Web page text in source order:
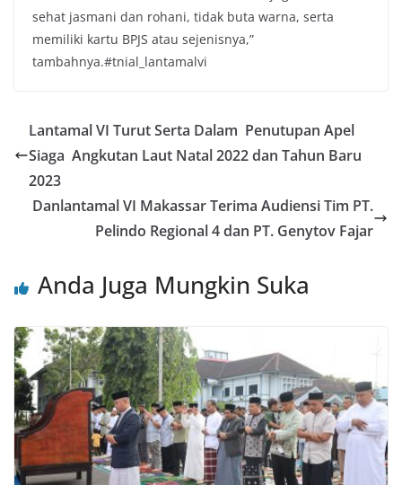
sehat jasmani dan rohani, tidak buta warna, serta
memiliki kartu BPJS atau sejenisnya,”
tambahnya.#tnial_lantamalvi
Lantamal VI Turut Serta Dalam Penutupan Apel
Siaga Angkutan Laut Natal 2022 dan Tahun Baru
2023
Danlantamal VI Makassar Terima Audiensi Tim PT.
Pelindo Regional 4 dan PT. Genytov Fajar
Anda Juga Mungkin Suka